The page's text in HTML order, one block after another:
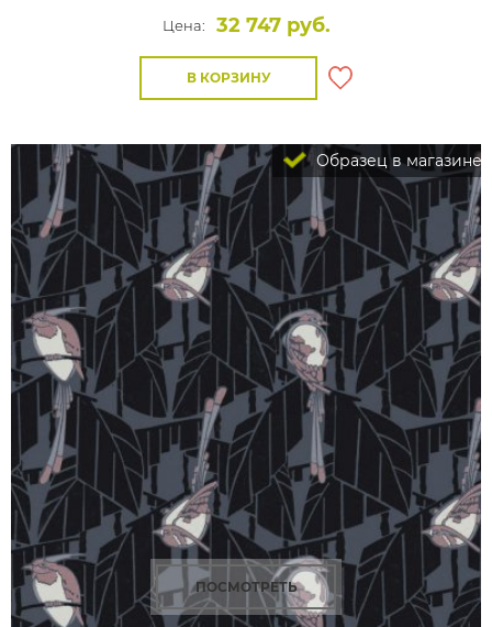
Цена:
32 747 руб.
В КОРЗИНУ
Образец в магазине
ПОСМОТРЕТЬ